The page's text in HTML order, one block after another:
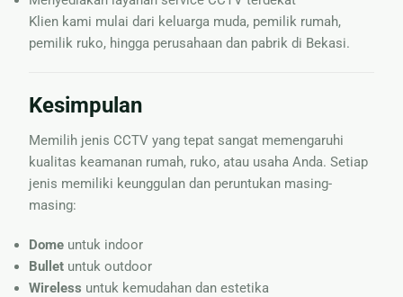
Klien kami mulai dari keluarga muda, pemilik rumah,
pemilik ruko, hingga perusahaan dan pabrik di Bekasi.
Kesimpulan
Memilih jenis CCTV yang tepat sangat memengaruhi
kualitas keamanan rumah, ruko, atau usaha Anda. Setiap
jenis memiliki keunggulan dan peruntukan masing-
masing:
Dome untuk indoor
Bullet untuk outdoor
Wireless untuk kemudahan dan estetika